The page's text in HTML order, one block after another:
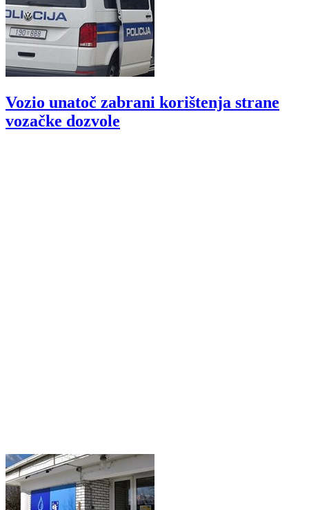
Vozio unatoč zabrani korištenja strane
vozačke dozvole